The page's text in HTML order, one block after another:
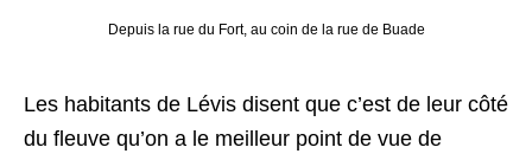
Depuis la rue du Fort, au coin de la rue de Buade
Les habitants de Lévis disent que c’est de leur côté
du fleuve qu’on a le meilleur point de vue de